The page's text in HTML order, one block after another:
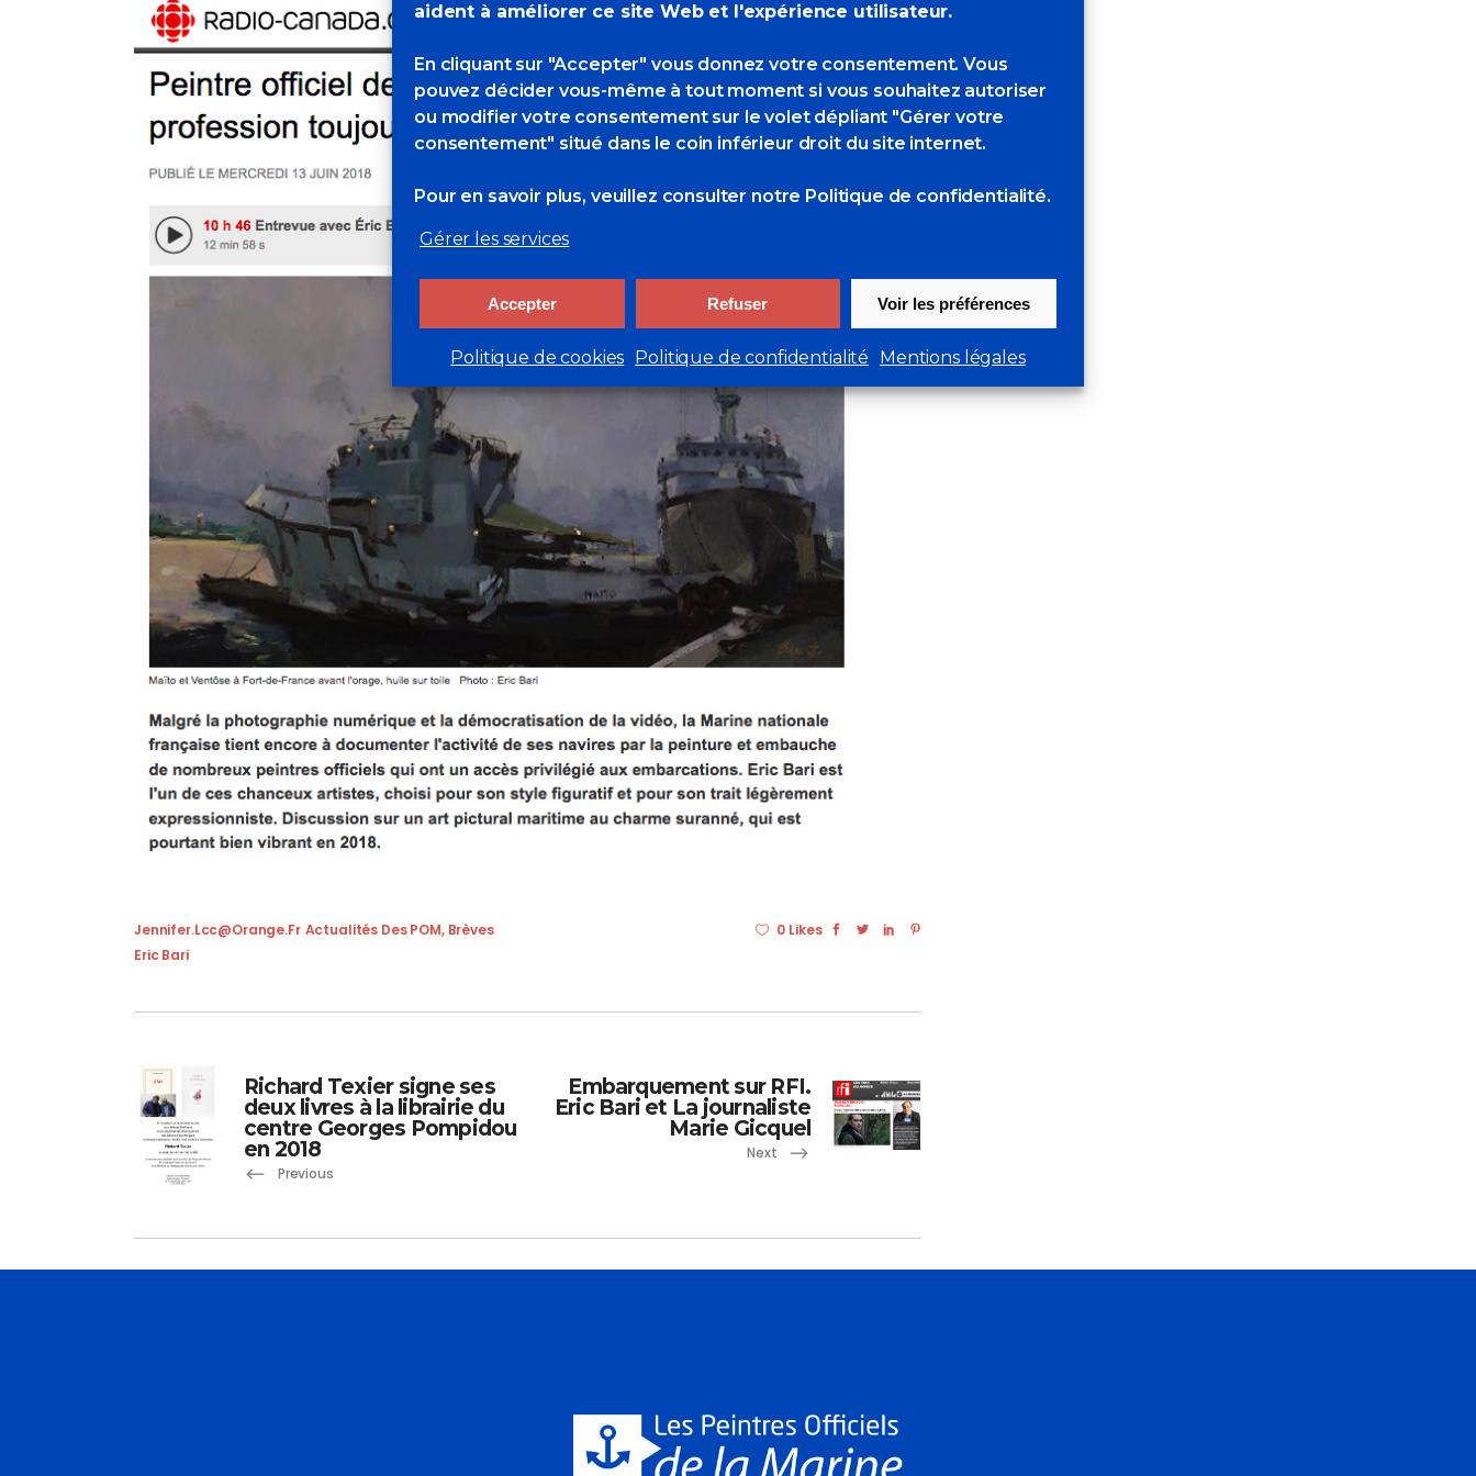
aident à améliorer ce site Web et l'expérience utilisateur.
En cliquant sur "Accepter" vous donnez votre consentement. Vous
pouvez décider vous-même à tout moment si vous souhaitez autoriser
ou modifier votre consentement sur le volet dépliant "Gérer votre
consentement" situé dans le coin inférieur droit du site internet.
Pour en savoir plus, veuillez consulter notre Politique de confidentialité.
Gérer les services
Accepter Refuser Voir les préférences
Politique de cookies Politique de confidentialité Mentions légales
Jennifer.lcc@orange.fr Actualités Des POM, Brèves
Eric Bari
0 Likes
Richard Texier signe ses
deux livres à la librairie du
centre Georges Pompidou
en 2018
Previous
Embarquement sur RFI.
Eric Bari et La journaliste
Marie Gicquel
Next